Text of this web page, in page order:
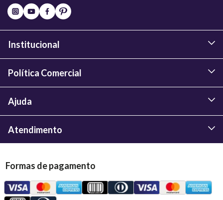
Institucional
Política Comercial
Ajuda
Atendimento
Formas de pagamento